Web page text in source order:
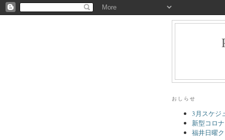
おしらせ
3月スケジ
新型コロ
福井日曜